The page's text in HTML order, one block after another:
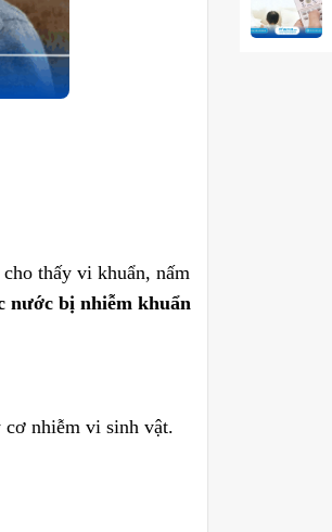
thấy vi khuẩn, nấm
nước bị nhiễm khuẩn
cơ nhiễm vi sinh vật.